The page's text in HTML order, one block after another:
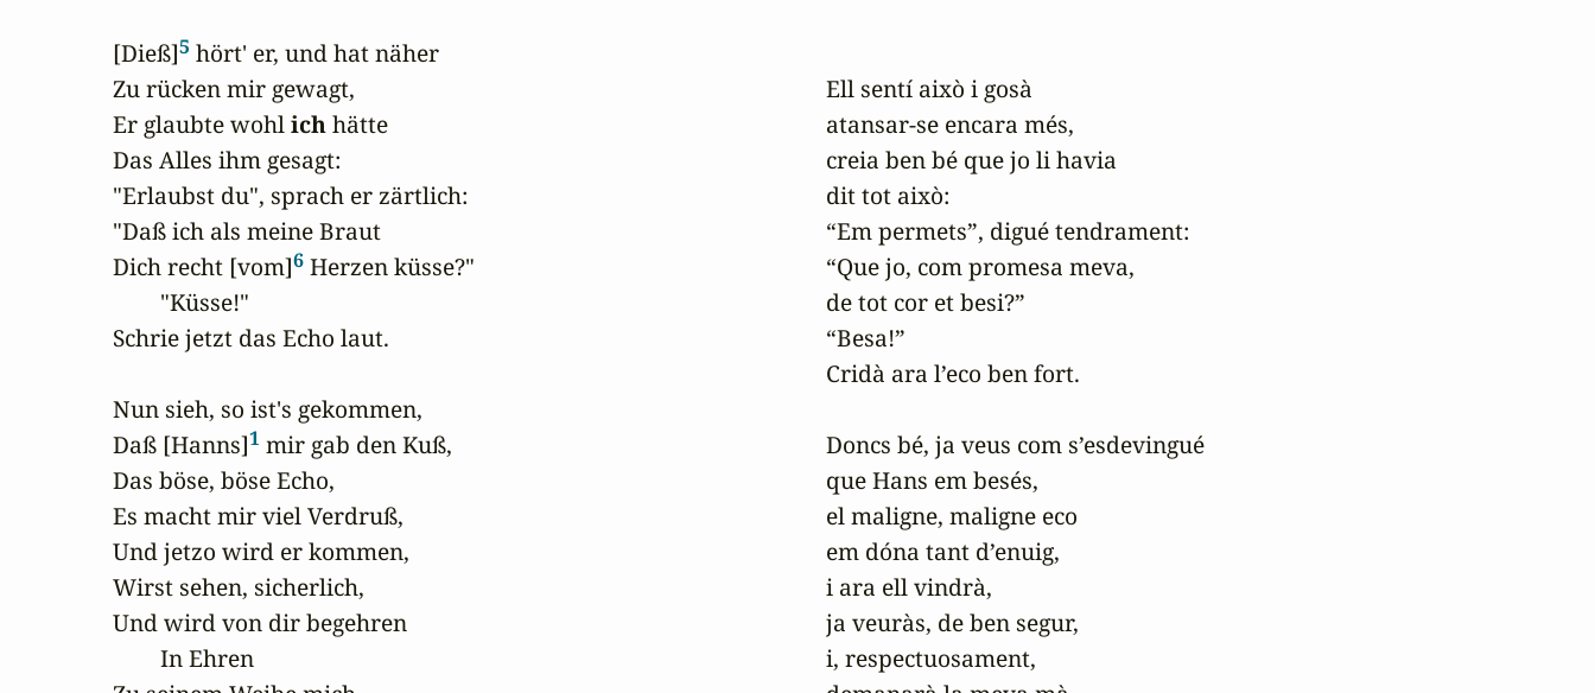
[Dieß]5 hört' er, und hat näher
Zu rücken mir gewagt,
Er glaubte wohl ich hätte
Das Alles ihm gesagt:
"Erlaubst du", sprach er zärtlich:
"Daß ich als meine Braut
Dich recht [vom]6 Herzen küsse?"
        "Küsse!"
Schrie jetzt das Echo laut.
Nun sieh, so ist's gekommen,
Daß [Hanns]1 mir gab den Kuß,
Das böse, böse Echo,
Es macht mir viel Verdruß,
Und jetzo wird er kommen,
Wirst sehen, sicherlich,
Und wird von dir begehren
        In Ehren
Ell sentí això i gosà
atansar-se encara més,
creia ben bé que jo li havia
dit tot això:
“Em permets”, digué tendrament:
“Que jo, com promesa meva,
de tot cor et besi?”
“Besa!”
Cridà ara l’eco ben fort.
Doncs bé, ja veus com s’esdevingué
que Hans em besés,
el maligne, maligne eco
em dóna tant d’enuig,
i ara ell vindrà,
ja veuràs, de ben segur,
i, respectuosament,